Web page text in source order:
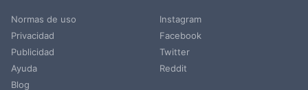
Normas de uso
Privacidad
Publicidad
Ayuda
Blog
Instagram
Facebook
Twitter
Reddit